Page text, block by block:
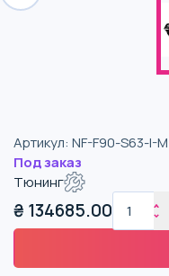
Артикул: NF-F90-S63-I-M
Под заказ
Тюнинг
₴ 134685.00